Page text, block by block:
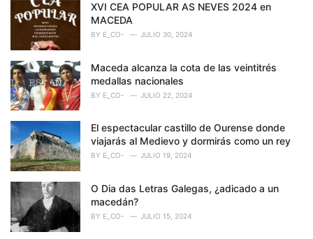
XVI CEA POPULAR AS NEVES 2024 en
MACEDA
BY E_CO- JULIO 30, 2024
Maceda alcanza la cota de las veintitrés
medallas nacionales
BY E_CO- JULIO 22, 2024
El espectacular castillo de Ourense donde
viajarás al Medievo y dormirás como un rey
BY E_CO- JULIO 19, 2024
O Dia das Letras Galegas, ¿adicado a un
macedán?
BY E_CO- JULIO 15, 2024